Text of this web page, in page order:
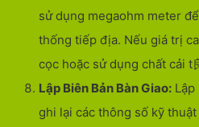
sử dụng megaohm meter
thống tiếp địa. Nếu giá trị
cọc hoặc sử dụng chất cải t
Lập Biên Bản Bàn Giao:
ghi lại các thông số kỹ